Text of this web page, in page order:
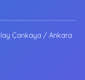
Çankaya / Ankara